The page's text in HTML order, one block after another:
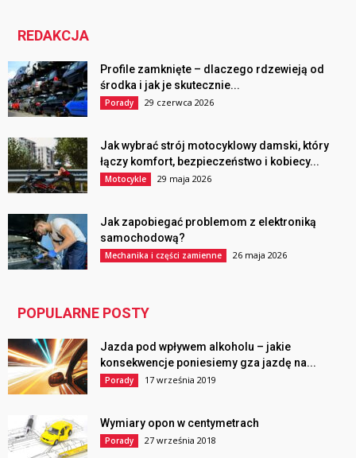
REDAKCJA
Profile zamknięte – dlaczego rdzewieją od
środka i jak je skutecznie...
Porady 29 czerwca 2026
Jak wybrać strój motocyklowy damski, który
łączy komfort, bezpieczeństwo i kobiecy...
Motocykle 29 maja 2026
Jak zapobiegać problemom z elektroniką
samochodową?
Mechanika i części zamienne 26 maja 2026
POPULARNE POSTY
Jazda pod wpływem alkoholu – jakie
konsekwencje poniesiemy gza jazdę na...
Porady 17 września 2019
Wymiary opon w centymetrach
Porady 27 września 2018